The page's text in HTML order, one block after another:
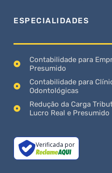
ESPECIALIDADES
Contabilidade para
Presumido
Contabilidade para
Odontológicas
Redução da Carga
Lucro Real e Presumido
Verificada por